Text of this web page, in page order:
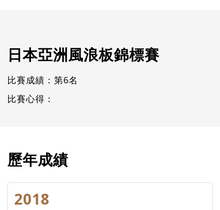
日本亞洲風浪板錦標賽
比賽成績：第6名
比賽心得：
歷年成績
2018